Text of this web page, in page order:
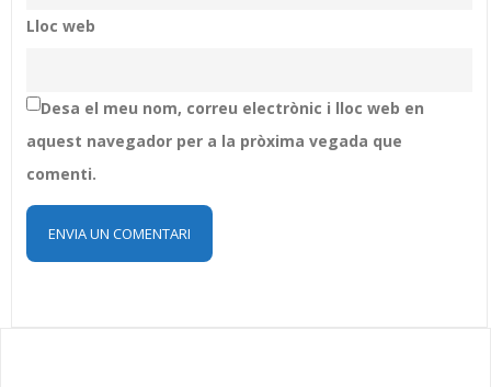
Lloc web
Desa el meu nom, correu electrònic i lloc web en
aquest navegador per a la pròxima vegada que
comenti.